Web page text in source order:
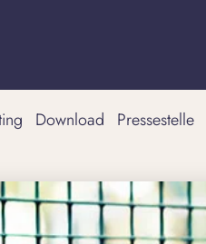
Download Pressestelle